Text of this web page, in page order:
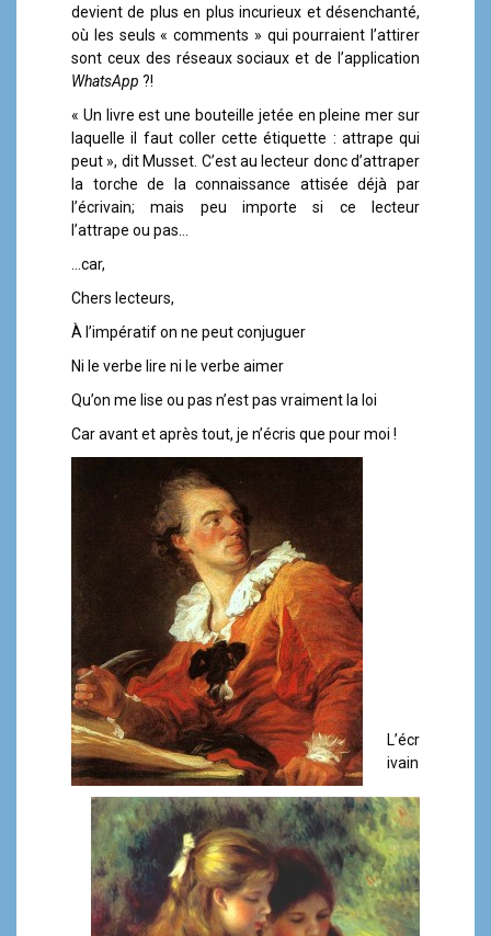
devient de plus en plus incurieux et désenchanté,
où les seuls « comments » qui pourraient l’attirer
sont ceux des réseaux sociaux et de l’application
WhatsApp ?!
« Un livre est une bouteille jetée en pleine mer sur
laquelle il faut coller cette étiquette : attrape qui
peut », dit Musset. C’est au lecteur donc d’attraper
la torche de la connaissance attisée déjà par
l’écrivain; mais peu importe si ce lecteur
l’attrape ou pas…
…car,
Chers lecteurs,
À l’impératif on ne peut conjuguer
Ni le verbe lire ni le verbe aimer
Qu’on me lise ou pas n’est pas vraiment la loi
Car avant et après tout, je n’écris que pour moi !
L’écr
ivain